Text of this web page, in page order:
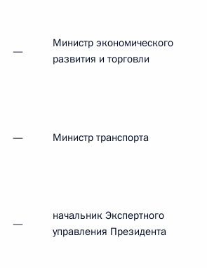
—
Министр экономического
развития и торговли
— Министр транспорта
—
начальник Экспертного
управления Президента